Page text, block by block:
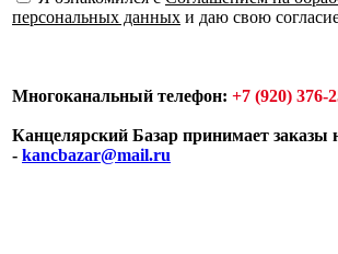
персональных данных и даю свою
Многоканальный телефон: +7 (920) 376-
Канцелярский Базар принимает заказы
- kancbazar@mail.ru